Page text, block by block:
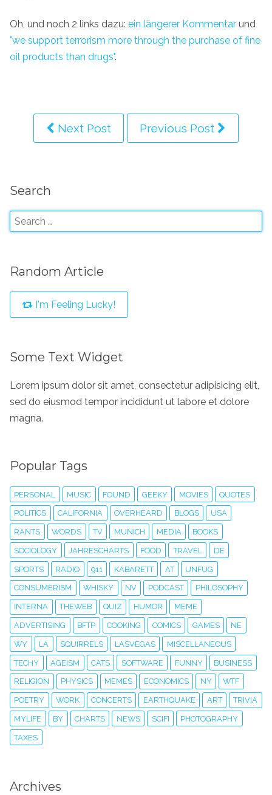
Oh, und noch 2 links dazu: ein längerer Kommentar und
"we support terrorism more through the purchase of fine
oil products than drugs".
Next Post Previous Post
Search
Random Article
I'm Feeling Lucky!
Some Text Widget
Lorem ipsum dolor sit amet, consectetur adipisicing elit,
sed do eiusmod tempor incididunt ut labore et dolore
magna.
Popular Tags
PERSONAL MUSIC FOUND GEEKY MOVIES QUOTES
POLITICS CALIFORNIA OVERHEARD BLOGS USA
RANTS WORDS TV MUNICH MEDIA BOOKS
SOCIOLOGY JAHRESCHARTS FOOD TRAVEL DE
SPORTS RADIO 911 KABARETT AT UNFUG
CONSUMERISM WHISKY NV PODCAST PHILOSOPHY
INTERNA THEWEB QUIZ HUMOR MEME
ADVERTISING BFTP COOKING COMICS GAMES NE
WY LA SQUIRRELS LASVEGAS MISCELLANEOUS
TECHY AGEISM CATS SOFTWARE FUNNY BUSINESS
RELIGION PHYSICS MEMES ECONOMICS NY WTF
POETRY WORK CONCERTS EARTHQUAKE ART TRIVIA
MYLIFE BY CHARTS NEWS SCIFI PHOTOGRAPHY
TAXES
Archives